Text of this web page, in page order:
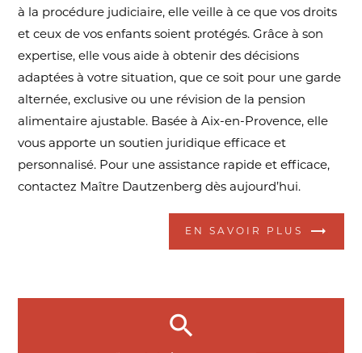
à la procédure judiciaire, elle veille à ce que vos droits
et ceux de vos enfants soient protégés. Grâce à son
expertise, elle vous aide à obtenir des décisions
adaptées à votre situation, que ce soit pour une garde
alternée, exclusive ou une révision de la pension
alimentaire ajustable. Basée à Aix-en-Provence, elle
vous apporte un soutien juridique efficace et
personnalisé. Pour une assistance rapide et efficace,
contactez Maître Dautzenberg dès aujourd’hui.
EN SAVOIR PLUS